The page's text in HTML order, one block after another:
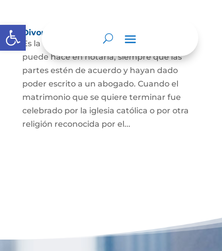
Abrir barra de herramientas
Divorcio
Es la terminación del Matrimonio Civil y se
puede hace en notaría, siempre que las
partes estén de acuerdo y hayan dado
poder escrito a un abogado. Cuando el
matrimonio que se quiere terminar fue
celebrado por la iglesia católica o por otra
religión reconocida por el...